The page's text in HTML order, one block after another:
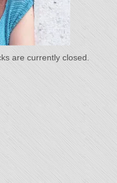
are currently closed.